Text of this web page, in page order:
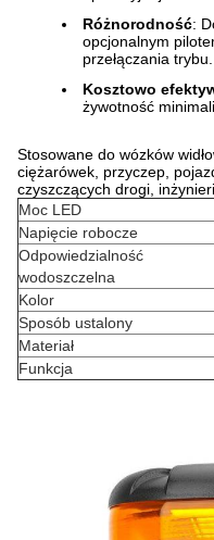
Różnorodność:
opcjonalnym
przełączania trybu.
Kosztowo
żywotność
Stosowane do wózków
ciężarówek, przyczep,
czyszczących drogi,
Moc LED
Napięcie robocze
Odpowiedzialność
wodoszczelna
Kolor
Sposób ustalony
Materiał
Funkcja